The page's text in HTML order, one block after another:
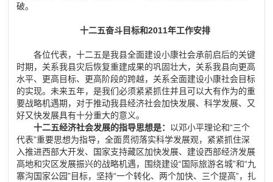
破。
十二五奋斗目标和2011年工作安排
各位代表，十二五是我县全面建设小康社会承前启后的关键
时期，关系我县灾后恢复重建成果的巩固壮大，关系我县向更高
水平、更高目标、更高阶段的跨越，关系全面建设小康社会目标
的实现。未来五年，是我们必须紧紧抓住并且可以大有作为的重
要战略机遇期，对于推动我县经济社会加快发展、科学发展、又
好又快发展具有十分重大的意义。
十二五经济社会发展的指导思想是： 以邓小平理论和“三个
代表”重要思想为指导，全面贯彻落实科学发展观，紧紧抓住深
入推进西部大开发、国家支持藏区加快发展、建设西部经济发展
高地和灾区发展振兴的战略机遇，围绕建设“国际旅游名城”和“九
寨沟国家公园”目标，坚持“一个转化、两个加快、三个提高”，扎